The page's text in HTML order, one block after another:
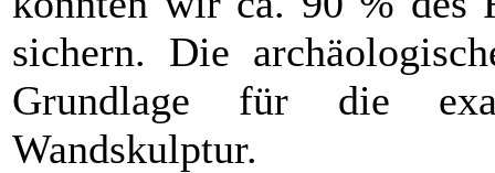
sichern. Die
Grundlage für die
Wandskulptur.